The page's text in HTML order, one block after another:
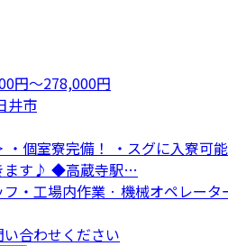
円〜278,000円
井市
・個室寮完備！ ・スグに入寮
ます♪ ◆高蔵寺駅…
・工場内作業 · 機械オペレー
合わせください